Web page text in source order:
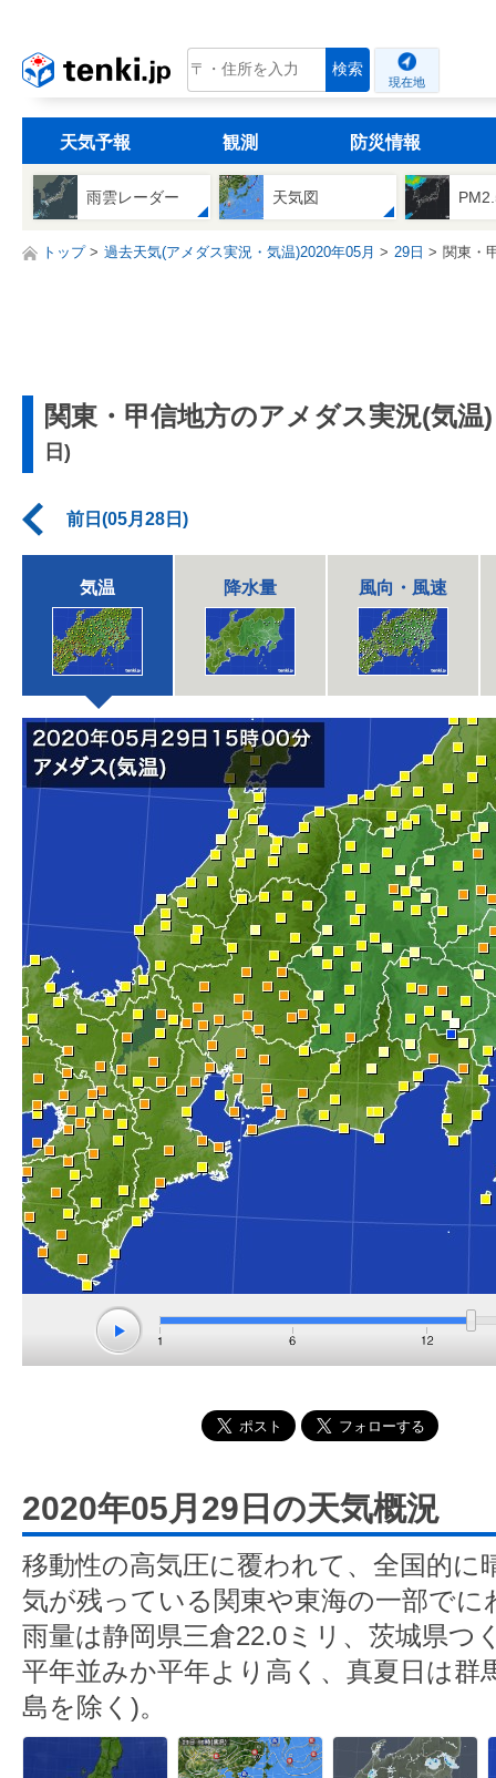
tenki.jp 検索
現在地
天気予報 観測 防災情報
雨雲レーダー 天気図
トップ 過去天気(アメダス実況・気温)2020年05月 29日 関東・
関東・甲信地方のアメダス実況(気温)
日)
前日(05月28日)
気温 降水量 風向・風速
2020年05月29日の天気概況
移動性の高気圧に覆われて、全国的に
気が残っている関東や東海の一部でに
雨量は静岡県三倉22.0ミリ、茨城県つ
平年並みか平年より高く、真夏日は群
島を除く)。